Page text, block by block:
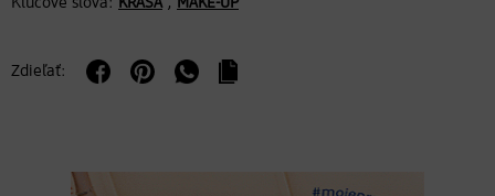
KRÁSA MAKE-UP
Zdieľať: